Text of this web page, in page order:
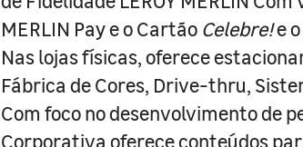
MERLIN Pay e o Cartão Celebre!e
Nas lojas físicas, oferece
Fábrica de Cores, Drive-thru,
Com foco no desenvolvimento de
Corporativa oferece conteúdos